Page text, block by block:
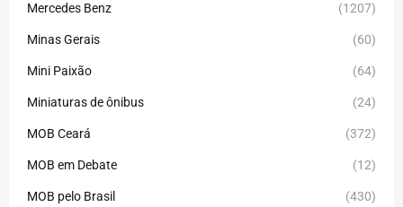
Mercedes Benz (1207)
Minas Gerais (60)
Mini Paixão (64)
Miniaturas de ônibus (24)
MOB Ceará (372)
MOB em Debate (12)
MOB pelo Brasil (430)